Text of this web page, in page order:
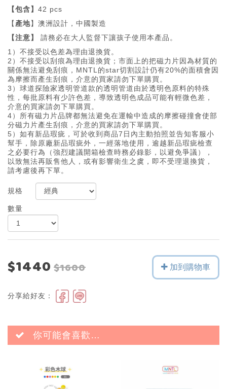
【包含】 42 pcs
【 產地】澳洲設計，中國製造
【注意】
請務必在大人監督下讓孩子使用本產品。
1）不接受以色差為理由退換貨。
2）不接受以刮痕為理由退換貨；市面上的把磁力片因為材質的
關係無法避免刮痕，MNTL的star切割設計仍有20%的面積會因
為摩擦而產生刮痕，介意的買家請勿下單購買。
3）球道探險家透明管道款的透明管道由於透明色原料的特殊
性，每批原料有少許色差，導致透明色成品可能有輕微色差，
介意的買家請勿下單購買。
4）所有磁力片品牌都無法避免在運輸中造成的摩擦碰撞會使部
分磁力片產生刮痕，介意的買家請勿下單購買。
5）如有新品瑕疵，可於收到商品7日內主動拍照並告知客服小
幫手，除原廠新品瑕疵外，一經落地使用，逾越新品瑕疵檢查
之必要行為（強烈建議開箱檢查時務必錄影，以避免爭議），
以致無法再販售他人，或有影響衛生之虞，即不受理退換貨，
請考慮後再下單。
規格
數量
$1440$1600 加到購物車
分享給好友：
你可能會喜歡…